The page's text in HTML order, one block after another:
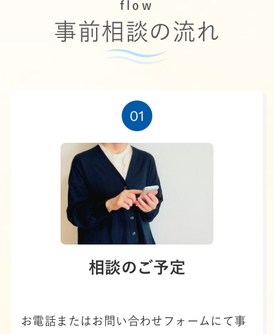
flow
事前相談の流れ
相談のご予定
お電話またはお問い合わせフォームにて事